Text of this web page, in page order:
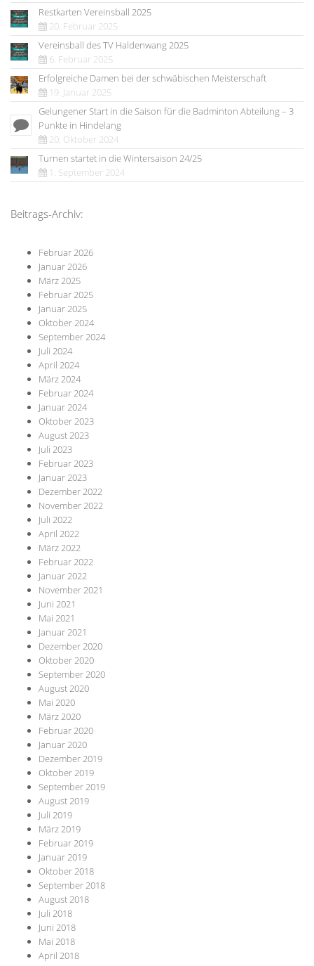
Restkarten Vereinsball 2025
20. Februar 2025
Vereinsball des TV Haldenwang 2025
6. Februar 2025
Erfolgreiche Damen bei der schwäbischen Meisterschaft
19. Januar 2025
Gelungener Start in die Saison für die Badminton Abteilung – 3
Punkte in Hindelang
20. Oktober 2024
Turnen startet in die Wintersaison 24/25
1. September 2024
Beitrags-Archiv:
Februar 2026
Januar 2026
März 2025
Februar 2025
Januar 2025
Oktober 2024
September 2024
Juli 2024
April 2024
März 2024
Februar 2024
Januar 2024
Oktober 2023
August 2023
Juli 2023
Februar 2023
Januar 2023
Dezember 2022
November 2022
Juli 2022
April 2022
März 2022
Februar 2022
Januar 2022
November 2021
Juni 2021
Mai 2021
Januar 2021
Dezember 2020
Oktober 2020
September 2020
August 2020
Mai 2020
März 2020
Februar 2020
Januar 2020
Dezember 2019
Oktober 2019
September 2019
August 2019
Juli 2019
März 2019
Februar 2019
Januar 2019
Oktober 2018
September 2018
August 2018
Juli 2018
Juni 2018
Mai 2018
April 2018